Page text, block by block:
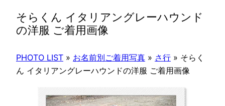
そらくん イタリアングレーハウンド
の洋服 ご着用画像
PHOTO LIST » お名前別ご着用写真 » さ行 » そらく
ん イタリアングレーハウンドの洋服 ご着用画像